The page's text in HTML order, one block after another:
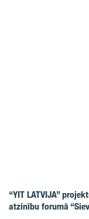
“YIT LATVIJA”
atzinību forumā